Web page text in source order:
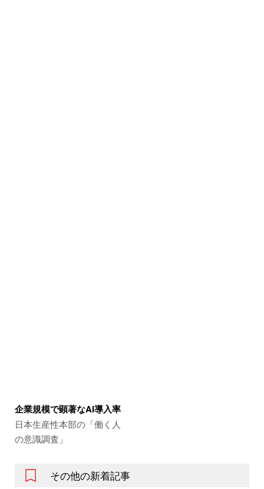
企業規模で顕著なAI導入率
日本生産性本部の「働く人
の意識調査」
その他の新着記事